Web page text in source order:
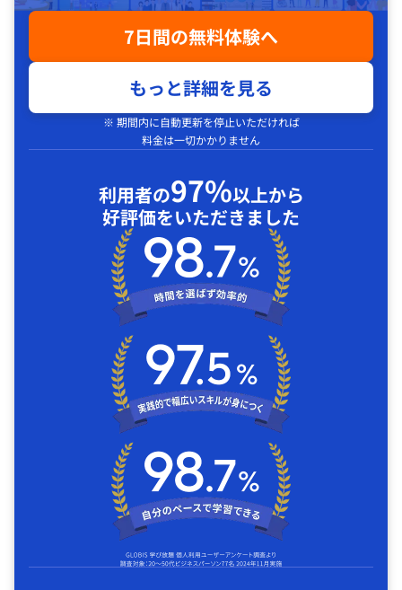
7日間の無料体験へ
もっと詳細を見る
※ 期間内に自動更新を停止いただければ
料金は一切かかりません
利用者の97%以上から
好評価をいただきました